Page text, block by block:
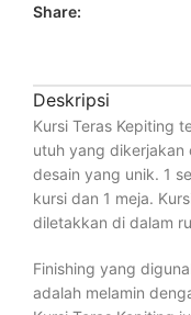
Share:
Deskripsi
Kursi Teras Kepiting
utuh yang dikerjakan
desain yang unik. 1
kursi dan 1 meja.
diletakkan di dalam
Finishing yang
adalah melamin